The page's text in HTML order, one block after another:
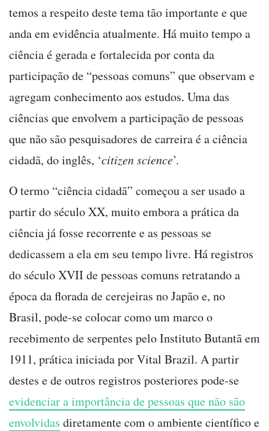
temos a respeito deste tema tão importante e que
anda em evidência atualmente. Há muito tempo a
ciência é gerada e fortalecida por conta da
participação de “pessoas comuns” que observam e
agregam conhecimento aos estudos. Uma das
ciências que envolvem a participação de pessoas
que não são pesquisadores de carreira é a ciência
cidadã, do inglês, ‘citizen science’.
O termo “ciência cidadã” começou a ser usado a
partir do século XX, muito embora a prática da
ciência já fosse recorrente e as pessoas se
dedicassem a ela em seu tempo livre. Há registros
do século XVII de pessoas comuns retratando a
época da florada de cerejeiras no Japão e, no
Brasil, pode-se colocar como um marco o
recebimento de serpentes pelo Instituto Butantã em
1911, prática iniciada por Vital Brazil. A partir
destes e de outros registros posteriores pode-se
evidenciar a importância de pessoas que não são
envolvidas diretamente com o ambiente científico e